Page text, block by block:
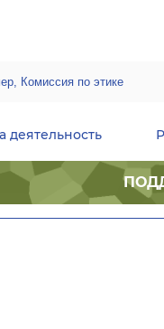
деятельность